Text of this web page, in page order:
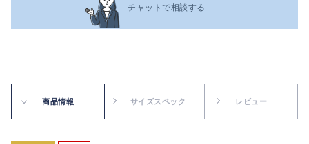
チャットで相談する
商品情報 サイズスペック レビュー